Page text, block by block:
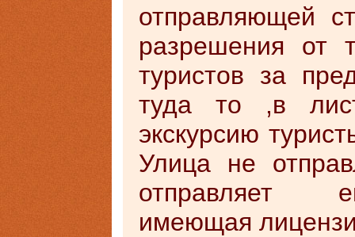
отправляющей
разрешения от
туристов за
туда то ,в
экскурсию
Улица не
отправляет
имеющая